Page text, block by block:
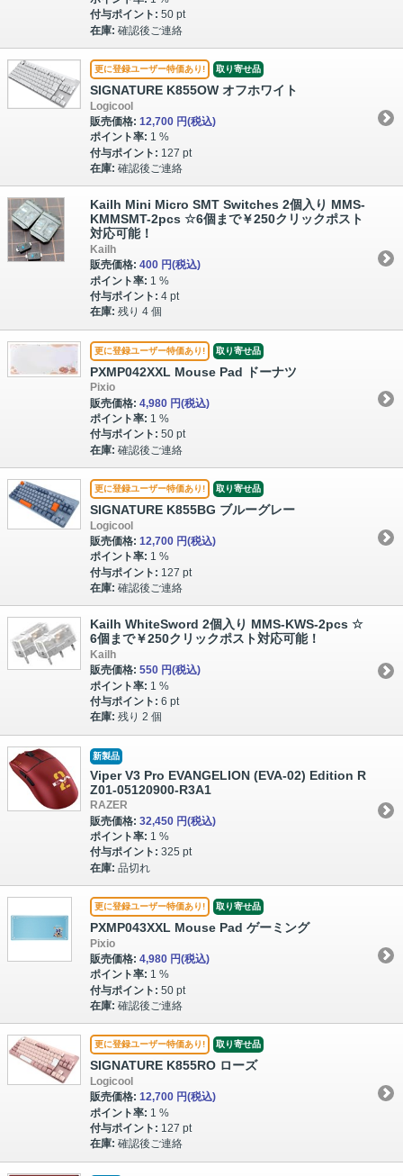
付与ポイント: 50 pt
在庫: 確認後ご連絡
更に登録ユーザー特価あり! 取り寄せ品
SIGNATURE K855OW オフホワイト
Logicool
販売価格: 12,700 円(税込)
ポイント率: 1 %
付与ポイント: 127 pt
在庫: 確認後ご連絡
Kailh Mini Micro SMT Switches 2個入り MMS-
KMMSMT-2pcs ☆6個まで￥250クリックポスト
対応可能！
Kailh
販売価格: 400 円(税込)
ポイント率: 1 %
付与ポイント: 4 pt
在庫: 残り 4 個
更に登録ユーザー特価あり! 取り寄せ品
PXMP042XXL Mouse Pad ドーナツ
Pixio
販売価格: 4,980 円(税込)
ポイント率: 1 %
付与ポイント: 50 pt
在庫: 確認後ご連絡
更に登録ユーザー特価あり! 取り寄せ品
SIGNATURE K855BG ブルーグレー
Logicool
販売価格: 12,700 円(税込)
ポイント率: 1 %
付与ポイント: 127 pt
在庫: 確認後ご連絡
Kailh WhiteSword 2個入り MMS-KWS-2pcs ☆
6個まで￥250クリックポスト対応可能！
Kailh
販売価格: 550 円(税込)
ポイント率: 1 %
付与ポイント: 6 pt
在庫: 残り 2 個
新製品
Viper V3 Pro EVANGELION (EVA-02) Edition R
Z01-05120900-R3A1
RAZER
販売価格: 32,450 円(税込)
ポイント率: 1 %
付与ポイント: 325 pt
在庫: 品切れ
更に登録ユーザー特価あり! 取り寄せ品
PXMP043XXL Mouse Pad ゲーミング
Pixio
販売価格: 4,980 円(税込)
ポイント率: 1 %
付与ポイント: 50 pt
在庫: 確認後ご連絡
更に登録ユーザー特価あり! 取り寄せ品
SIGNATURE K855RO ローズ
Logicool
販売価格: 12,700 円(税込)
ポイント率: 1 %
付与ポイント: 127 pt
在庫: 確認後ご連絡